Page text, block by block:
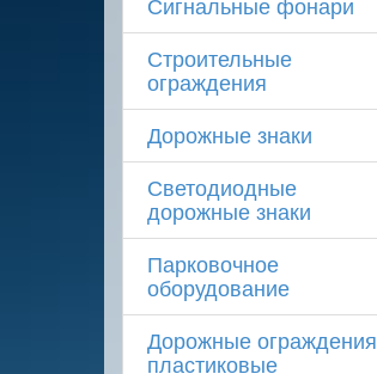
Строительные
ограждения
Дорожные знаки
Светодиодные
дорожные знаки
Парковочное
оборудование
Дорожные ограждения
пластиковые